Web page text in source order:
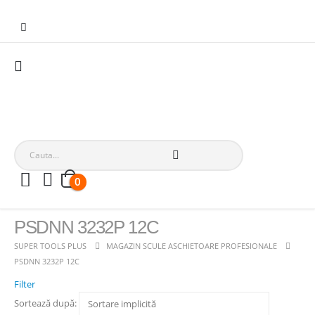
0
PSDNN 3232P 12C
SUPER TOOLS PLUS
MAGAZIN SCULE ASCHIETOARE PROFESIONALE
PSDNN 3232P 12C
Filter
Sortează după: